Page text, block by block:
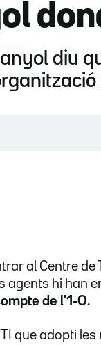
diu
al Centre
agents hi han
de l'1-O.
que adopti